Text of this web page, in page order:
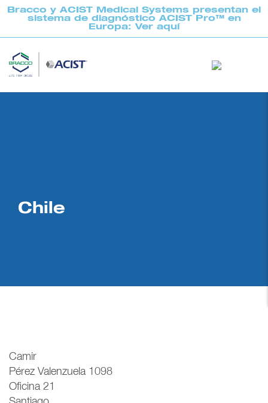
Bracco y ACIST Medical Systems presentan el
sistema de diagnóstico ACIST Pro™ en
Europa: Ver aquí
Chile
Camir
Pérez Valenzuela 1098
Oficina 21